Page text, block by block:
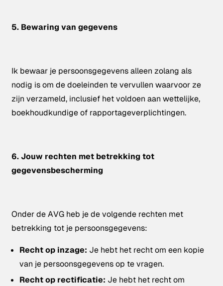
5. Bewaring van gegevens
Ik bewaar je persoonsgegevens alleen zolang als
nodig is om de doeleinden te vervullen waarvoor ze
zijn verzameld, inclusief het voldoen aan wettelijke,
boekhoudkundige of rapportageverplichtingen.
6. Jouw rechten met betrekking tot
gegevensbescherming
Onder de AVG heb je de volgende rechten met
betrekking tot je persoonsgegevens:
Recht op inzage: Je hebt het recht om een kopie
van je persoonsgegevens op te vragen.
Recht op rectificatie: Je hebt het recht om